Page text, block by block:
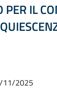
PER IL
11/2025